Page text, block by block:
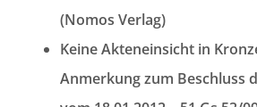
(Nomos Verlag)
Keine Akteneinsicht in
Anmerkung zum Beschluss